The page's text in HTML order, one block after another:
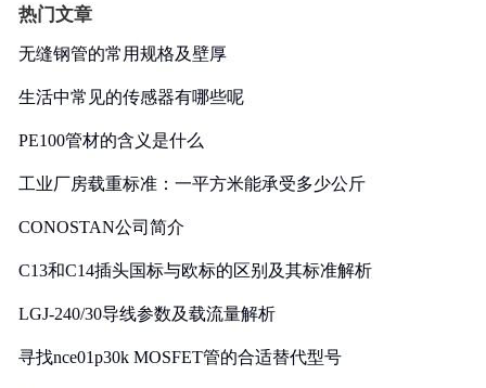
热门文章
无缝钢管的常用规格及壁厚
生活中常见的传感器有哪些呢
PE100管材的含义是什么
工业厂房载重标准：一平方米能承受多少公斤
CONOSTAN公司简介
C13和C14插头国标与欧标的区别及其标准解析
LGJ-240/30导线参数及载流量解析
寻找nce01p30k MOSFET管的合适替代型号